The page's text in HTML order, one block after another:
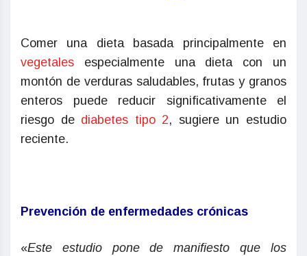
Comer una dieta basada principalmente en
vegetales especialmente una dieta con un
montón de verduras saludables, frutas y granos
enteros puede reducir significativamente el
riesgo de diabetes tipo 2, sugiere un estudio
reciente.
Prevención de enfermedades crónicas
«Este estudio pone de manifiesto que los